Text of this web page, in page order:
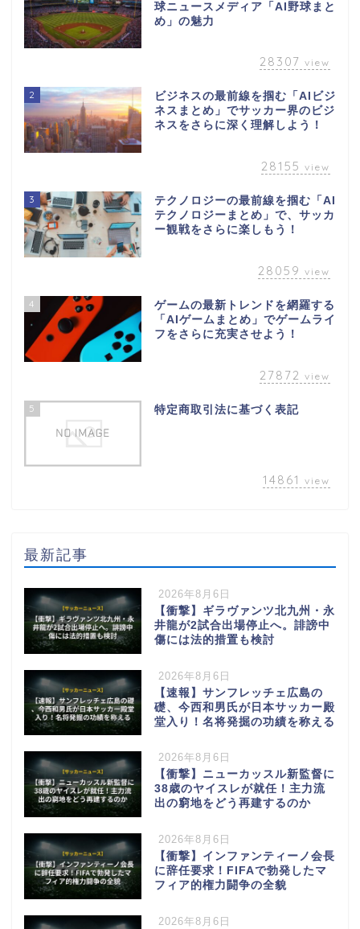
球ニュースメディア「AI野球まと
め」の魅力
28307 view
2
ビジネスの最前線を掴む「AIビジ
ネスまとめ」でサッカー界のビジ
ネスをさらに深く理解しよう！
28155 view
3
テクノロジーの最前線を掴む「AI
テクノロジーまとめ」で、サッカ
ー観戦をさらに楽しもう！
28059 view
4
ゲームの最新トレンドを網羅する
「AIゲームまとめ」でゲームライ
フをさらに充実させよう！
27872 view
5 特定商取引法に基づく表記
14861 view
最新記事
2026年8月6日
【衝撃】ギラヴァンツ北九州・永
井龍が2試合出場停止へ。誹謗中
傷には法的措置も検討
2026年8月6日
【速報】サンフレッチェ広島の
礎、今西和男氏が日本サッカー殿
堂入り！名将発掘の功績を称える
2026年8月6日
【衝撃】ニューカッスル新監督に
38歳のヤイスレが就任！主力流
出の窮地をどう再建するのか
2026年8月6日
【衝撃】インファンティーノ会長
に辞任要求！FIFAで勃発したマ
フィア的権力闘争の全貌
2026年8月6日